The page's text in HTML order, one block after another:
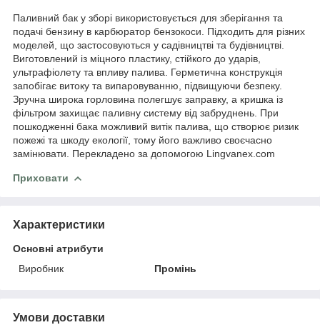
Паливний бак у зборі використовується для зберігання та
подачі бензину в карбюратор бензокоси. Підходить для різних
моделей, що застосовуються у садівництві та будівництві.
Виготовлений із міцного пластику, стійкого до ударів,
ультрафіолету та впливу палива. Герметична конструкція
запобігає витоку та випаровуванню, підвищуючи безпеку.
Зручна широка горловина полегшує заправку, а кришка із
фільтром захищає паливну систему від забруднень. При
пошкодженні бака можливий витік палива, що створює ризик
пожежі та шкоду екології, тому його важливо своєчасно
замінювати. Перекладено за допомогою Lingvanex.com
Приховати
Характеристики
Основні атрибути
Виробник
Промінь
Умови доставки